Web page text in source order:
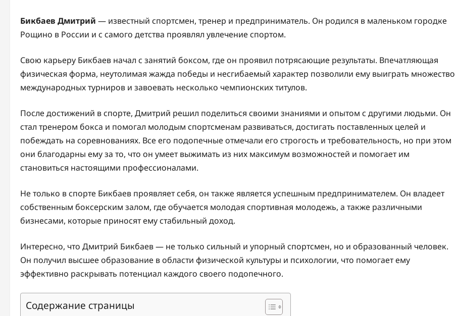
Бикбаев Дмитрий — известный спортсмен, тренер и предприниматель. Он родился в маленьком городке
Рощино в России и с самого детства проявлял увлечение спортом.
Свою карьеру Бикбаев начал с занятий боксом, где он проявил потрясающие результаты. Впечатляющая
физическая форма, неутолимая жажда победы и несгибаемый характер позволили ему выиграть множество
международных турниров и завоевать несколько чемпионских титулов.
После достижений в спорте, Дмитрий решил поделиться своими знаниями и опытом с другими людьми. Он
стал тренером бокса и помогал молодым спортсменам развиваться, достигать поставленных целей и
побеждать на соревнованиях. Все его подопечные отмечали его строгость и требовательность, но при этом
они благодарны ему за то, что он умеет выжимать из них максимум возможностей и помогает им
становиться настоящими профессионалами.
Не только в спорте Бикбаев проявляет себя, он также является успешным предпринимателем. Он владеет
собственным боксерским залом, где обучается молодая спортивная молодежь, а также различными
бизнесами, которые приносят ему стабильный доход.
Интересно, что Дмитрий Бикбаев — не только сильный и упорный спортсмен, но и образованный человек.
Он получил высшее образование в области физической культуры и психологии, что помогает ему
эффективно раскрывать потенциал каждого своего подопечного.
Содержание страницы